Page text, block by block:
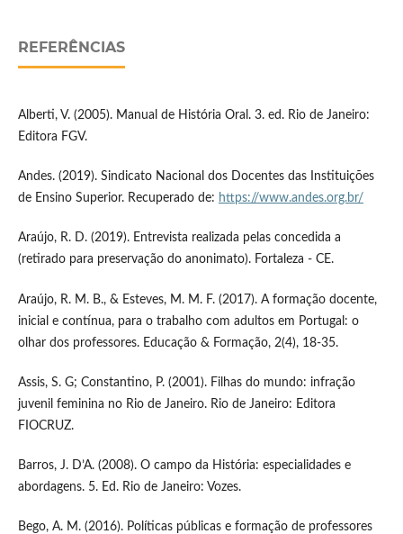
REFERÊNCIAS
Alberti, V. (2005). Manual de História Oral. 3. ed. Rio de Janeiro:
Editora FGV.
Andes. (2019). Sindicato Nacional dos Docentes das Instituições
de Ensino Superior. Recuperado de: https://www.andes.org.br/
Araújo, R. D. (2019). Entrevista realizada pelas concedida a
(retirado para preservação do anonimato). Fortaleza - CE.
Araújo, R. M. B., & Esteves, M. M. F. (2017). A formação docente,
inicial e contínua, para o trabalho com adultos em Portugal: o
olhar dos professores. Educação & Formação, 2(4), 18-35.
Assis, S. G; Constantino, P. (2001). Filhas do mundo: infração
juvenil feminina no Rio de Janeiro. Rio de Janeiro: Editora
FIOCRUZ.
Barros, J. D’A. (2008). O campo da História: especialidades e
abordagens. 5. Ed. Rio de Janeiro: Vozes.
Bego, A. M. (2016). Políticas públicas e formação de professores